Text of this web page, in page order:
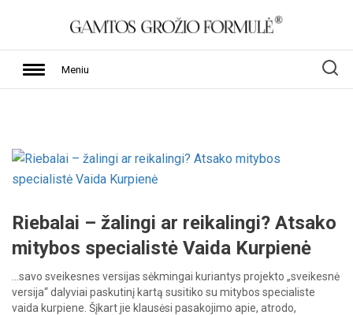
Meniu
Riebalai – žalingi ar reikalingi? Atsako
mitybos specialistė Vaida Kurpienė
…savo sveikesnes versijas sėkmingai kuriantys projekto „sveikesnė
versija“dalyviai paskutinį kartą susitiko su mitybos specialiste
vaida kurpiene. Šįkartjie klausėsi pasakojimo apie, atrodo,